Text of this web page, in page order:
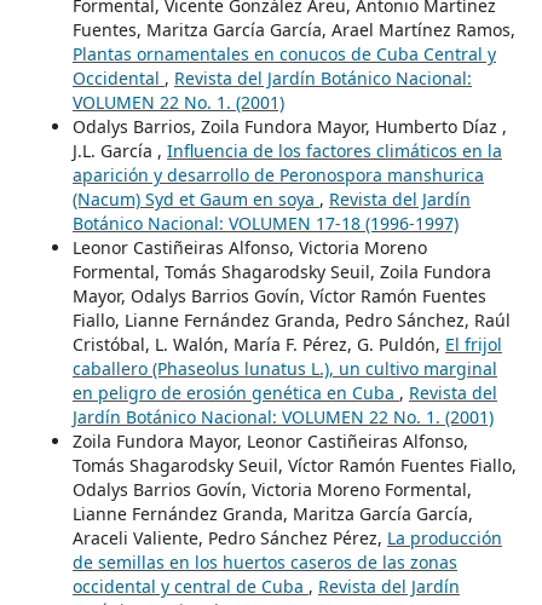
Formental, Vicente González Areu, Antonio Martínez
Fuentes, Maritza García García, Arael Martínez Ramos,
Plantas ornamentales en conucos de Cuba Central y
Occidental , Revista del Jardín Botánico Nacional:
VOLUMEN 22 No. 1. (2001)
Odalys Barrios, Zoila Fundora Mayor, Humberto Díaz ,
J.L. García , Influencia de los factores climáticos en la
aparición y desarrollo de Peronospora manshurica
(Nacum) Syd et Gaum en soya , Revista del Jardín
Botánico Nacional: VOLUMEN 17-18 (1996-1997)
Leonor Castiñeiras Alfonso, Victoria Moreno
Formental, Tomás Shagarodsky Seuil, Zoila Fundora
Mayor, Odalys Barrios Govín, Víctor Ramón Fuentes
Fiallo, Lianne Fernández Granda, Pedro Sánchez, Raúl
Cristóbal, L. Walón, María F. Pérez, G. Puldón, El frijol
caballero (Phaseolus lunatus L.), un cultivo marginal
en peligro de erosión genética en Cuba , Revista del
Jardín Botánico Nacional: VOLUMEN 22 No. 1. (2001)
Zoila Fundora Mayor, Leonor Castiñeiras Alfonso,
Tomás Shagarodsky Seuil, Víctor Ramón Fuentes Fiallo,
Odalys Barrios Govín, Victoria Moreno Formental,
Lianne Fernández Granda, Maritza García García,
Araceli Valiente, Pedro Sánchez Pérez, La producción
de semillas en los huertos caseros de las zonas
occidental y central de Cuba , Revista del Jardín